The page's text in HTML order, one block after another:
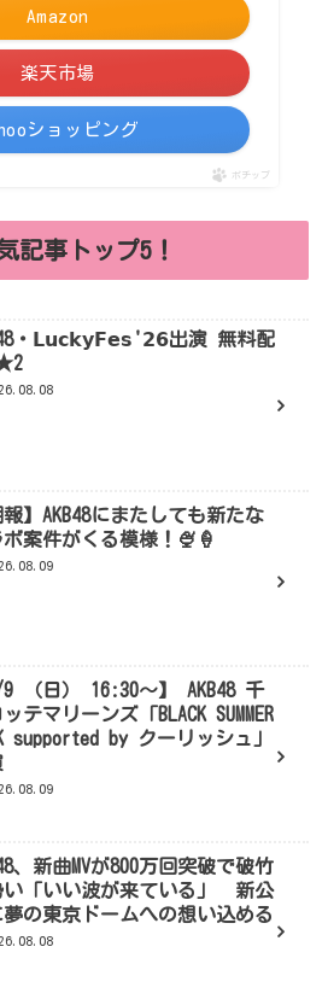
Amazon
楽天市場
ショッピング
ポチップ
記事トップ5！
・𝗟𝘂𝗰𝗸𝘆𝗙𝗲𝘀'𝟮𝟲出演 無料配
報】AKB48にまたしても新たな
ボ案件がくる模様！🍨🍦
9 （日） 16:30～】 AKB48 千
テマリーンズ「BLACK SUMMER
supported by クーリッシュ」
、新曲MVが800万回突破で破竹
い「いい波が来ている」 新公
夢の東京ドームへの想い込める